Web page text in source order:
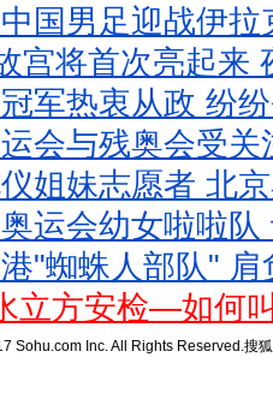
国男足迎战伊
宫将首次亮起来
军热衷从政 纷
会与残奥会受
姐妹志愿者 北
运会幼女啦啦
"蜘蛛人部队"
立方安检—如何
Sohu.com Inc. All Rights Reserved.搜